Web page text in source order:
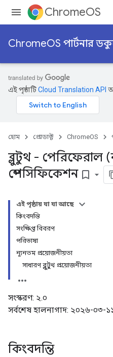
ChromeOS
ChromeOS পার্টনার
এই পৃষ্ঠাটিCloud Translation API
হোম প্রোডাক্ট ChromeOS
ব্লুটুথ - পেরিফেরাল
স্পেসিফিকেশন bookmark_border
এই পৃষ্ঠায় যা যা আছে
কিংবদন্তি
সংক্ষিপ্ত বিবরণ
পরিভাষা
ন্যূনতম প্রয়োজনীয়তা
সাধারণ ব্লুটুথ প্রয়োজনীয়তা
সংস্করণ: ২.০
সর্বশেষ হালনাগাদ: ২০২৬-০৩-
কিংবদন্তি